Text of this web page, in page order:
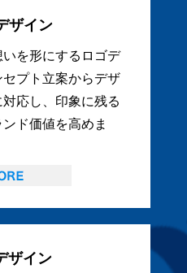
ザイン
を形にするロゴデ
プト立案からデザ
応し、印象に残る
ド価値を高めま
ザイン